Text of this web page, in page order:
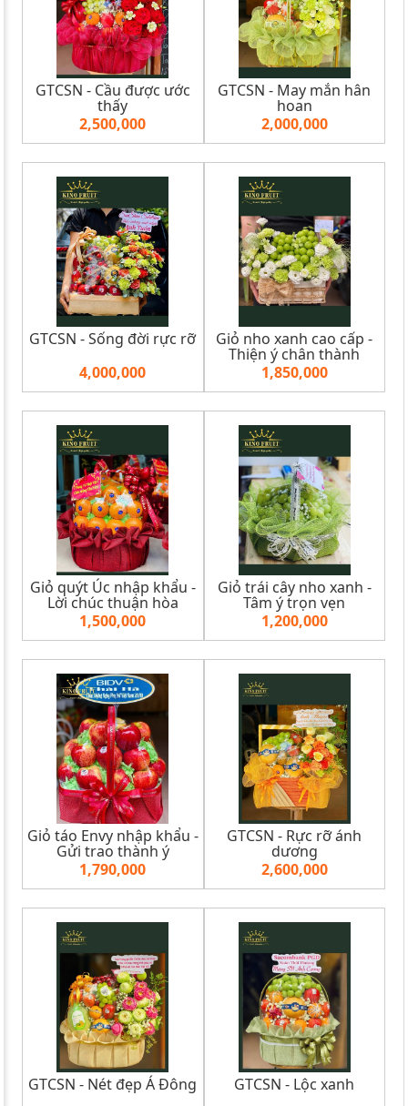
GTCSN - Cầu được ước
thấy
2,500,000
GTCSN - May mắn hân
hoan
2,000,000
GTCSN - Sống đời rực rỡ
4,000,000
Giỏ nho xanh cao cấp -
Thiện ý chân thành
1,850,000
Giỏ quýt Úc nhập khẩu -
Lời chúc thuận hòa
1,500,000
Giỏ trái cây nho xanh -
Tâm ý trọn vẹn
1,200,000
Giỏ táo Envy nhập khẩu -
Gửi trao thành ý
1,790,000
GTCSN - Rực rỡ ánh
dương
2,600,000
GTCSN - Nét đẹp Á Đông
GTCSN - Lộc xanh